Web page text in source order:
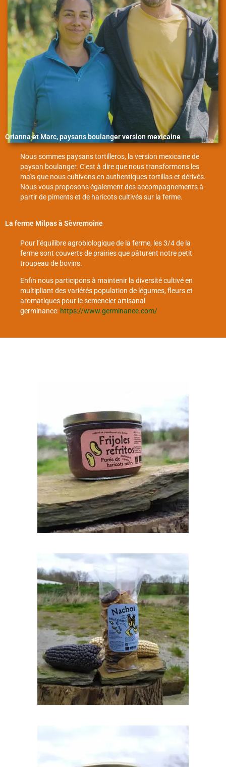
Orianna et Marc, paysans boulanger version mexicaine
Nous sommes paysans tortilleros, la version mexicaine de
paysan boulanger. C’est à dire que nous transformons les
maïs que nous cultivons en authentiques tortillas et dérivés.
Nous vous proposons également des accompagnements à
partir de piments et de haricots cultivés sur la ferme.
La ferme Milpas à Sèvremoine
Pour l’équilibre agrobiologique de la ferme, les 3/4 de la
ferme sont couverts de prairies que pâturent notre petit
troupeau de bovins.
Enfin nous participons à maintenir la diversité cultivé en
multipliant des variétés population de légumes, fleurs et
aromatiques pour le semencier artisanal
germinance: https://www.germinance.com/